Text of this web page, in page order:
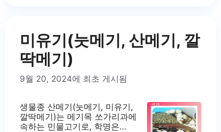
미유기(눗메기, 산메기, 깔
딱메기)
9월 20, 2024에 최초 게시됨
생물종 산메기(눗메기, 미유기,
깔딱메기)는 메기목 쏘가리과에
속하는 민물고기로, 학명은